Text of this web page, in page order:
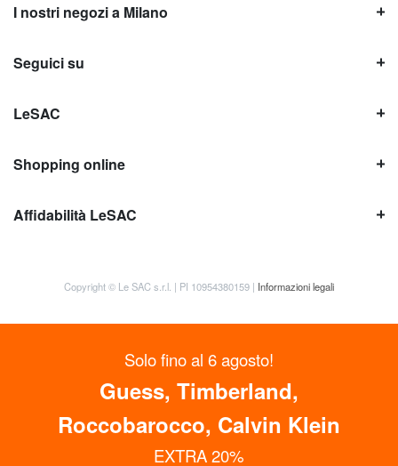
I nostri negozi a Milano
Seguici su
LeSAC
Shopping online
Affidabilità LeSAC
Copyright © Le SAC s.r.l. | PI 10954380159 | Informazioni legali
Solo fino al 6 agosto!
Guess, Timberland,
Roccobarocco, Calvin Klein
EXTRA 20%